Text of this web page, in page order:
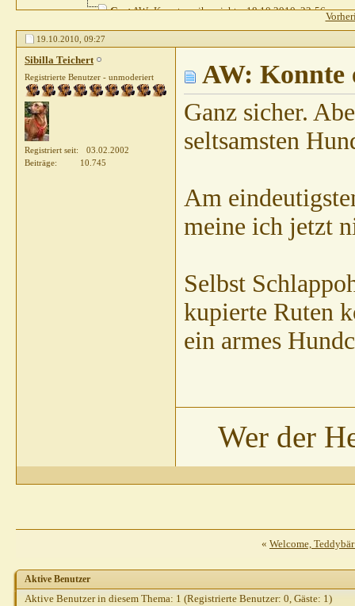
GastAW: Konnte er ihn nicht...18.10.2010,22:56
Juttah69AW: Konnte er ihn nicht...18.10.2010,
WurzelAW: Konnte er ihn nicht...19.10.2010,
AW: Konnte er ihn nicht...
Heins AW: Konnte er ihn nicht...
BigMick
AW: Konnte er ihn nicht...
Silke+BoAW: Konnte er ihn nicht...
BigMickAW: Konnte er ihn
Sibilla TeichertAW:
AW:
BigMickAW:
19.10.2010, 09:27
Sibilla Teichert
Registrierte Benutzer - unmoderiert
Registriert seit
03.02.2002
Beiträge
10.745
AW: Konnte
Ganz sicher.
seltsamsten
Am
meine ich jetzt
Selbst
kupierte Ruten
ein armes
Wer der
« Welcome,
Aktive Benutzer
Aktive Benutzer in diesem Thema: 1 (Registrierte Benutzer: 0, Gäste: 1)